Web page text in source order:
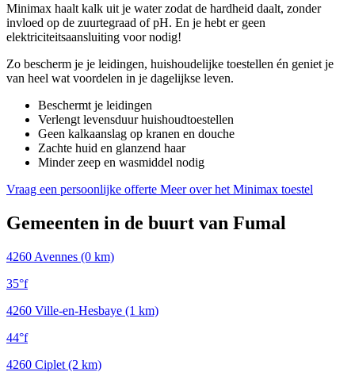
Minimax haalt kalk uit je water zodat de hardheid daalt, zonder
invloed op de zuurtegraad of pH. En je hebt er geen
elektriciteitsaansluiting voor nodig!
Zo bescherm je je leidingen, huishoudelijke toestellen én geniet je
van heel wat voordelen in je dagelijkse leven.
Beschermt je leidingen
Verlengt levensduur huishoudtoestellen
Geen kalkaanslag op kranen en douche
Zachte huid en glanzend haar
Minder zeep en wasmiddel nodig
Vraag een persoonlijke offerte Meer over het Minimax toestel
Gemeenten in de buurt van Fumal
4260 Avennes (0 km)
35°f
4260 Ville-en-Hesbaye (1 km)
44°f
4260 Ciplet (2 km)